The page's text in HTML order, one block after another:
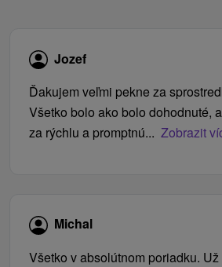
Jozef
Ďakujem veľmi pekne za
Všetko bolo ako bolo dohodnuté,
za rýchlu a promptnú... Zobrazit
Michal
Všetko v absolútnom poriadku.